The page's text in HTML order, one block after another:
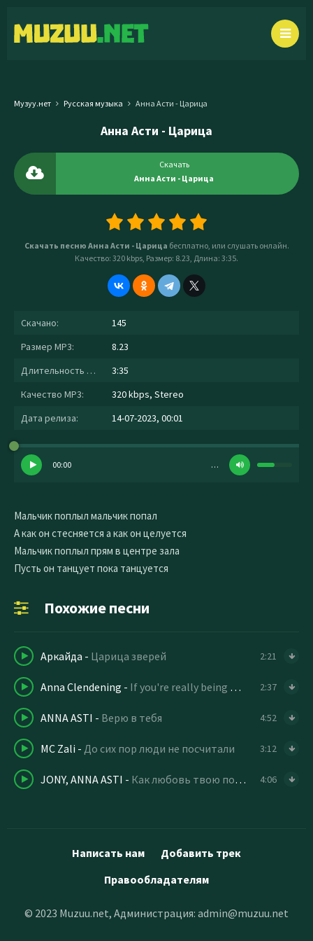
Музуу.нет Русская музыка Анна Асти - Царица
Анна Асти - Царица
Скачать
Анна Асти - Царица
Скачать песню Анна Асти - Царица бесплатно, или слушать онлайн.
Качество: 320 kbps, Размер: 8.23, Длина: 3:35.
Скачано:
145
Размер MP3:
8.23
Длительность MP3:
3:35
Качество MP3:
320 kbps, Stereo
Дата релиза:
14-07-2023, 00:01
00:00 …
Мальчик поплыл мальчик попал
А как он стесняется а как он целуется
Мальчик поплыл прям в центре зала
Пусть он танцует пока танцуется
Похожие песни
Аркайда - Царица зверей 2:21
Anna Clendening - If you're really being honest 2:37
ANNA ASTI - Верю в тебя 4:52
MC Zali - До сих пор люди не посчитали 3:12
JONY, ANNA ASTI - Как любовь твою понять 4:06
Написать нам
Добавить трек
Правообладателям
© 2023 Muzuu.net, Администрация: admin@muzuu.net